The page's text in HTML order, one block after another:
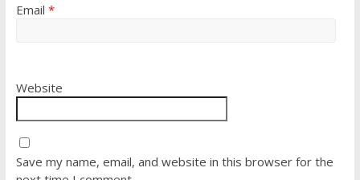
Email *
Website
Save my name, email, and website in this browser for the